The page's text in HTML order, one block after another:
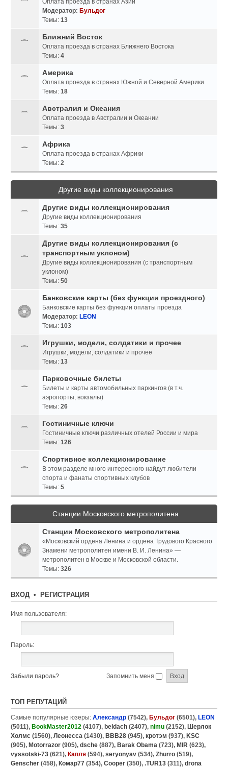
Оплата проезда в странах Азии
Модератор: Бульдог
Темы:13
Ближний Восток
Оплата проезда в странах Ближнего Востока
Темы:4
Америка
Оплата проезда в странах Южной и Северной Америки
Темы:18
Австралия и Океания
Оплата проезда в Австралии и Океании
Темы:3
Африка
Оплата проезда в странах Африки
Темы:2
Другие виды коллекционирования
Другие виды коллекционирования
Другие виды коллекционирования
Темы:35
Другие виды коллекционирования (с
транспортным уклоном)
Другие виды коллекционирования (с транспортным
уклоном)
Темы:50
Банковские карты (без функции проездного)
Банковские карты без функции оплаты проезда
Модератор: LEON
Темы:103
Игрушки, модели, солдатики и прочее
Игрушки, модели, солдатики и прочее
Темы:13
Парковочные билеты
Билеты и карты автомобильных паркингов (в т.ч.
аэропорты, вокзалы)
Темы:26
Гостиничные ключи
Гостиничные ключи различных отелей России и мира
Темы:126
Спортивное коллекционирование
В этом разделе много интересного найдут любители
спорта и фанаты спортивных клубов
Темы:5
Станции Московского метрополитена
Станции Московского метрополитена
«Московский ордена Ленина и ордена Трудового Красного
Знамени метрополитен имени В. И. Ленина» —
метрополитен в Москве и Московской области.
Темы:326
ВХОД • РЕГИСТРАЦИЯ
Имя пользователя:
Пароль:
Забыли пароль? Запомнить меня
ТОП РЕПУТАЦИЙ
Самые популярные юзеры:Александр (7542), Бульдог (6501), LEON
(5011), BookMaster2012 (4107), beldach (2407),nimu (2152), Шерлок
Холмс (1560),Леонесса (1430), BBB28 (945),кротэм (937), KSC
(905), Motorrazor (905),dsche (887), Barak Obama (723), MIR (623),
vyssotski-73 (621), Капля (594),seryonyav (534),Zhurro (519),
Genscher (458), Комар77 (354),Cooper (350),.TUR13 (311),drona